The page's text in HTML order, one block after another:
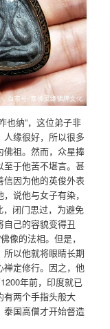
也纳”，这位弟子非
缘很好，所以很多
佛祖。然而，众星捧
至于他苦不堪言。甚
信因为他的英俊外表
说他与女子有染，
，闭门思过，为避免
己的容貌变得丑
像的法相。但是，
以他就将眼睛长期
禅定修行。因之，他
年前，印度就已
有两个手指头般大
泰国高僧才开始督造